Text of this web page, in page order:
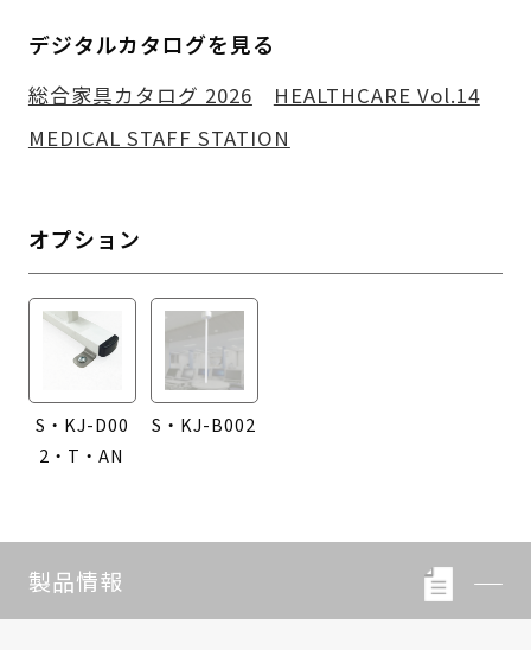
デジタルカタログを見る
総合家具カタログ 2026
HEALTHCARE Vol.14
MEDICAL STAFF STATION
オプション
S・KJ-D00
2・T・AN
S・KJ-B002
製品情報